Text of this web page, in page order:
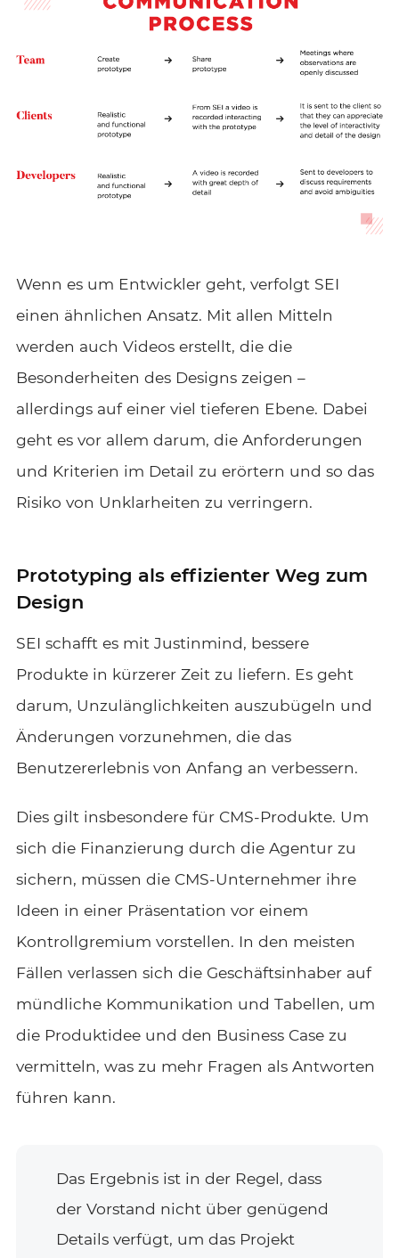
Wenn es um Entwickler geht, verfolgt SEI
einen ähnlichen Ansatz. Mit allen Mitteln
werden auch Videos erstellt, die die
Besonderheiten des Designs zeigen –
allerdings auf einer viel tieferen Ebene. Dabei
geht es vor allem darum, die Anforderungen
und Kriterien im Detail zu erörtern und so das
Risiko von Unklarheiten zu verringern.
Prototyping als effizienter Weg zum
Design
SEI schafft es mit Justinmind, bessere
Produkte in kürzerer Zeit zu liefern. Es geht
darum, Unzulänglichkeiten auszubügeln und
Änderungen vorzunehmen, die das
Benutzererlebnis von Anfang an verbessern.
Dies gilt insbesondere für CMS-Produkte. Um
sich die Finanzierung durch die Agentur zu
sichern, müssen die CMS-Unternehmer ihre
Ideen in einer Präsentation vor einem
Kontrollgremium vorstellen. In den meisten
Fällen verlassen sich die Geschäftsinhaber auf
mündliche Kommunikation und Tabellen, um
die Produktidee und den Business Case zu
vermitteln, was zu mehr Fragen als Antworten
führen kann.
Das Ergebnis ist in der Regel, dass
der Vorstand nicht über genügend
Details verfügt, um das Projekt